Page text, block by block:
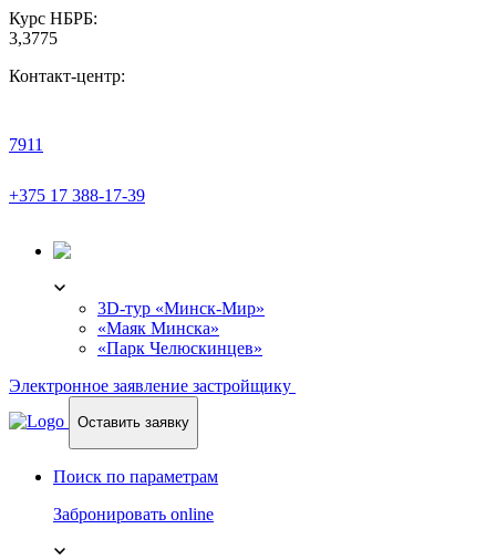
Курс НБРБ:
3,3775
Контакт-центр:
7911
+375 17 388-17-39
3D-тур «Минск-Мир»
«Маяк Минска»
«Парк Челюскинцев»
Электронное заявление застройщику
Оставить заявку
Поиск по параметрам
Забронировать online